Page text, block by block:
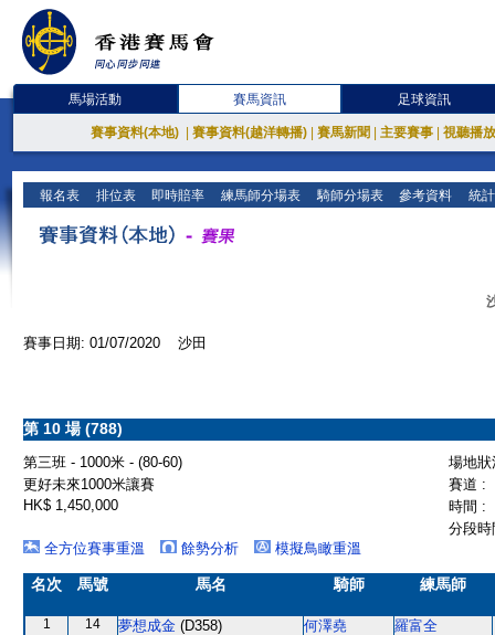
馬場活動 賽馬資訊 足球資訊
賽事資料(本地) 賽事資料(越洋轉播) 賽馬新聞 主要賽事 視聽播
報名表 排位表 即時賠率 練馬師分場表 騎師分場表 參考資料 統
賽事日期: 01/07/2020 沙田
第 10 場 (788)
第三班 - 1000米 - (80-60)
場地
更好未來1000米讓賽
賽道 :
HK$ 1,450,000
時間 :
分段
全方位賽事重溫
餘勢分析 模擬鳥瞰重溫
名次 馬號 馬名 騎師 練馬師
1 14 夢想成金 (D358) 何澤堯 羅富全